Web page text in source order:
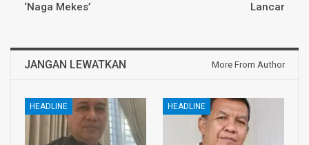
‘Naga Mekes’
Lancar
JANGAN LEWATKAN More From Author
HEADLINE HEADLINE